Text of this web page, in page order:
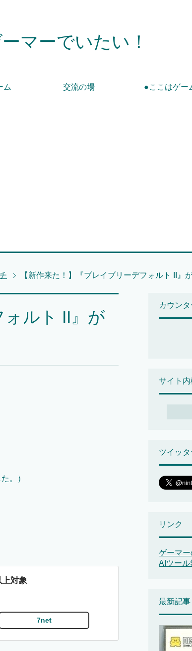
マーでいたい！
ム 交流の場 ●ここはゲー
【新作来た！】『ブレイブリーデフォルト II』
ォルト II』が
。）
上対象
7net
カウンタ
サイト内
ツイッタ
リンク
ゲーマ
AIツール
最新記事